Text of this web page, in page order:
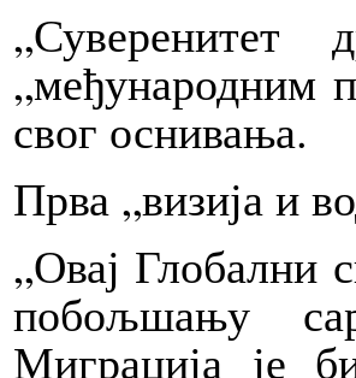
„међународним
свог оснивања.
Прва „визија и
„Овај Глобални
побољшању
Миграција је